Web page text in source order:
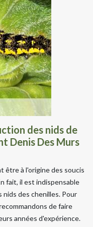
des nids de
Denis Des Murs
être à l'origine des soucis
fait, il est indispensable
des chenilles. Pour
de faire
années d'expérience.